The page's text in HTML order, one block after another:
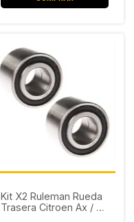
Kit X2 Ruleman Rueda
Trasera Citroen Ax / C3